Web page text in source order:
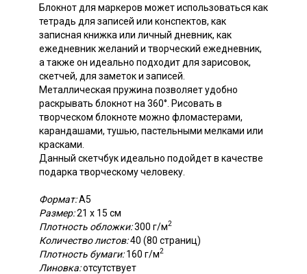
Блокнот для маркеров может использоваться как
тетрадь для записей или конспектов, как
записная книжка или личный дневник, как
ежедневник желаний и творческий ежедневник,
а также он идеально подходит для зарисовок,
скетчей, для заметок и записей.
Металлическая пружина позволяет удобно
раскрывать блокнот на 360°. Рисовать в
творческом блокноте можно фломастерами,
карандашами, тушью, пастельными мелками или
красками.
Данный скетчбук идеально подойдет в качестве
подарка творческому человеку.
Формат:А5
Размер:21 х 15 см
Плотность обложки:300 г/м2
Количество листов:40 (80 страниц)
Плотность бумаги:160 г/м2
Линовка:отсутствует